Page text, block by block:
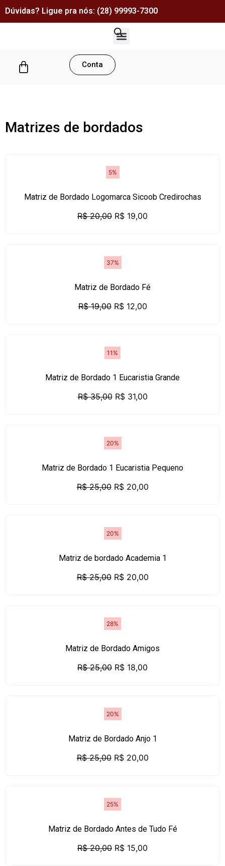
Dúvidas? Ligue pra nós: (28) 99993-7300
Conta
Matrizes de bordados
5%
Matriz de Bordado Logomarca Sicoob Credirochas
R$20,00 R$ 19,00
37%
Matriz de Bordado Fé
R$19,00 R$12,00
11%
Matriz de Bordado 1 Eucaristia Grande
R$35,00 R$31,00
20%
Matriz de Bordado 1 Eucaristia Pequeno
R$25,00 R$20,00
20%
Matriz de bordado Academia 1
R$25,00 R$20,00
28%
Matriz de Bordado Amigos
R$25,00 R$ 18,00
20%
Matriz de Bordado Anjo 1
R$25,00 R$20,00
25%
Matriz de Bordado Antes de Tudo Fé
R$20,00 R$ 15,00